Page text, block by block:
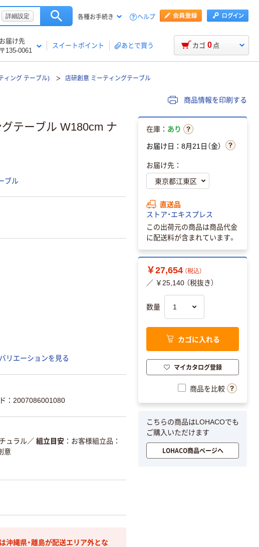
詳細設定 各種お手続き ヘルプ
お届け先
〒135-0061
スイートポイント あとで買う カゴ 0 点
ィング テーブル) 店研創意 ミーティングテーブル
商品情報を印刷する
テーブル W180cm ナ
ブル
リエーションを見る
：2007086001080
ュラル／ 組立目安
お客様組立品：
意
沖縄県・離島が配送エリア外とな
在庫： あり
お届け日：8月21日（金）
お届け先：
直送品
ストア・エキスプレス
この出荷元の商品は商品代金
に配送料が含まれています。
￥27,654 （税込）
／ ￥25,140 （税抜き）
数量
カゴに入れる
マイカタログ登録
商品を比較
こちらの商品はLOHACOでも
ご購入いただけます
LOHACO商品ページへ